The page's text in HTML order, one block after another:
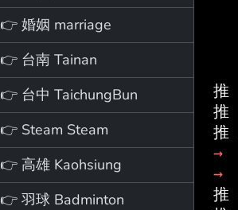
👉 婚姻 marriage
👉 台南 Tainan
👉 台中 TaichungBun
👉 Steam Steam
👉 高雄 Kaohsiung
👉 羽球 Badminton
推
推
推
→
→
推